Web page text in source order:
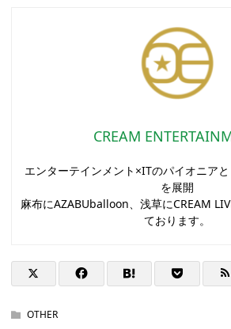
CREAM
エンターテインメント×ITのパイオニア
を展開
麻布にAZABUballoon、浅草にCREAM
ております。
OTHER